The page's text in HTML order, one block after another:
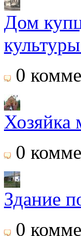
Дом
0
Хозяйка
0
Здание
0